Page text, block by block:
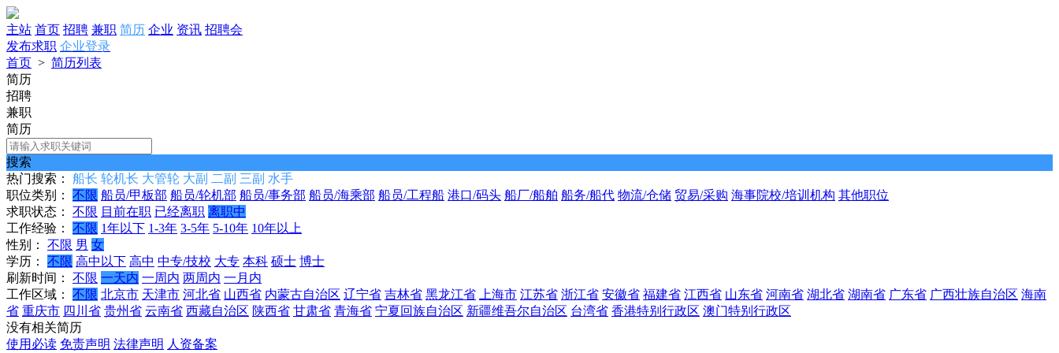
主站 首页 招聘 兼职 简历 企业 资讯 招聘会
发布求职 企业登录
首页 > 简历列表
简历
招聘
兼职
简历
搜索
热门搜索：
船长 轮机长 大管轮 大副 二副 三副 水手
职位类别：
不限 船员/甲板部 船员/轮机部 船员/事务部 船员/海乘部 船员/工程船 港口/码头 船厂/船舶 船务/船代 物流/仓储 贸易/采购 海事院校/培训机构 其他职位
求职状态：
不限 目前在职 已经离职 离职中
工作经验：
不限 1年以下 1-3年 3-5年 5-10年 10年以上
性别：
不限 男 女
学历：
不限 高中以下 高中 中专/技校 大专 本科 硕士 博士
刷新时间：
不限 一天内 一周内 两周内 一月内
工作区域：
不限 北京市 天津市 河北省 山西省 内蒙古自治区 辽宁省 吉林省 黑龙江省 上海市 江苏省 浙江省 安徽省 福建省 江西省 山东省 河南省 湖北省 湖南省 广东省 广西壮族自治区 海南
省 重庆市 四川省 贵州省 云南省 西藏自治区 陕西省 甘肃省 青海省 宁夏回族自治区 新疆维吾尔自治区 台湾省 香港特别行政区 澳门特别行政区
没有相关简历
使用必读 免责声明 法律声明 人资备案